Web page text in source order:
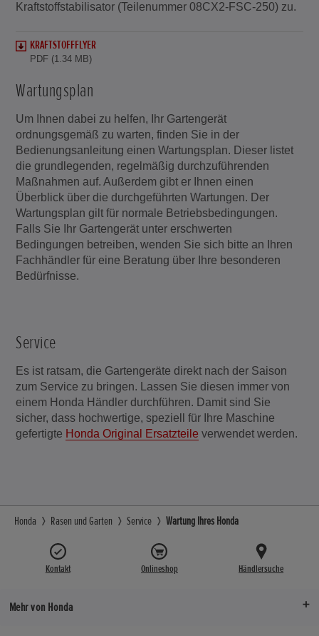
Kraftstoffstabilisator (Teilenummer 08CX2-FSC-250) zu.
KRAFTSTOFFFLYER
PDF (1.34 MB)
Wartungsplan
Um Ihnen dabei zu helfen, Ihr Gartengerät
ordnungsgemäß zu warten, finden Sie in der
Bedienungsanleitung einen Wartungsplan. Dieser listet
die grundlegenden, regelmäßig durchzuführenden
Maßnahmen auf. Außerdem gibt er Ihnen einen
Überblick über die durchgeführten Wartungen. Der
Wartungsplan gilt für normale Betriebsbedingungen.
Falls Sie Ihr Gartengerät unter erschwerten
Bedingungen betreiben, wenden Sie sich bitte an Ihren
Fachhändler für eine Beratung über Ihre besonderen
Bedürfnisse.
Service
Es ist ratsam, die Gartengeräte direkt nach der Saison
zum Service zu bringen. Lassen Sie diesen immer von
einem Honda Händler durchführen. Damit sind Sie
sicher, dass hochwertige, speziell für Ihre Maschine
gefertigte Honda Original Ersatzteile verwendet werden.
Honda Rasen und Garten Service Wartung Ihres Honda
Kontakt Onlineshop Händlersuche
Mehr von Honda